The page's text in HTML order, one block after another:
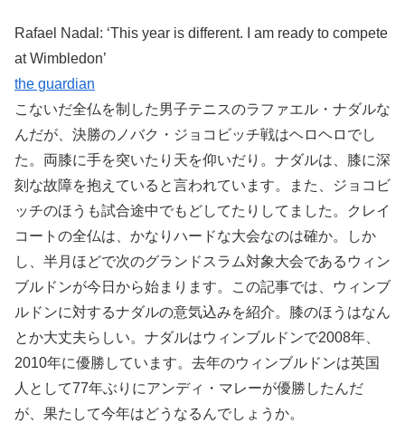
Rafael Nadal: ‘This year is different. I am ready to compete
at Wimbledon’
the guardian
こないだ全仏を制した男子テニスのラファエル・ナダルな
んだが、決勝のノバク・ジョコビッチ戦はヘロヘロでし
た。両膝に手を突いたり天を仰いだり。ナダルは、膝に深
刻な故障を抱えていると言われています。また、ジョコビ
ッチのほうも試合途中でもどしてたりしてました。クレイ
コートの全仏は、かなりハードな大会なのは確か。しか
し、半月ほどで次のグランドスラム対象大会であるウィン
ブルドンが今日から始まります。この記事では、ウィンブ
ルドンに対するナダルの意気込みを紹介。膝のほうはなん
とか大丈夫らしい。ナダルはウィンブルドンで2008年、
2010年に優勝しています。去年のウィンブルドンは英国
人として77年ぶりにアンディ・マレーが優勝したんだ
が、果たして今年はどうなるんでしょうか。